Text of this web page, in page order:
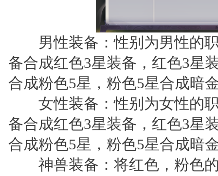
男性装备：性别为男性的职
备合成红色3星装备，红色3星
合成粉色5星，粉色5星合成暗
女性装备：性别为女性的职
备合成红色3星装备，红色3星
合成粉色5星，粉色5星合成暗
神兽装备：将红色，粉色的